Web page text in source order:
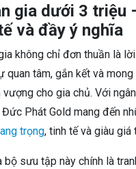
gia dưới 3 triệu
và đầy ý nghĩa
không chỉ đơn thuần là
quan tâm, gắn kết và
vượng cho gia chủ. Với
Phát Gold mang đến
trọng, tinh tế và giàu giá
sưu tập này chính là